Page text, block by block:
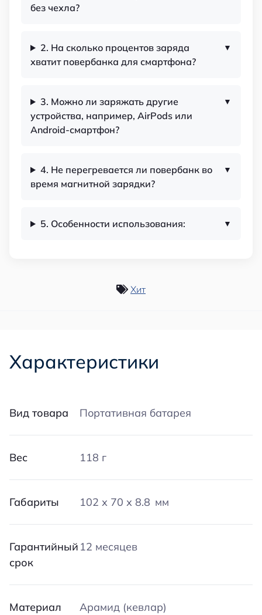
без чехла?
2. На сколько процентов заряда
хватит повербанка для смартфона?
3. Можно ли заряжать другие
устройства, например, AirPods или
Android-смартфон?
4. Не перегревается ли повербанк во
время магнитной зарядки?
5. Особенности использования:
Хит
Характеристики
Вид товара Портативная батарея
Вес 118 г
Габариты 102 х 70 х 8.8 мм
Гарантийный
срок
12 месяцев
Материал Арамид (кевлар)